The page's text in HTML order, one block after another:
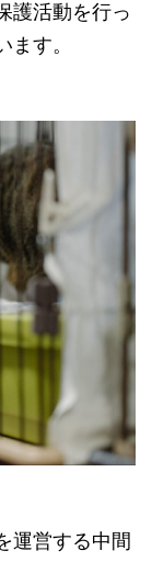
護活動を行っ
す。
運営する中間